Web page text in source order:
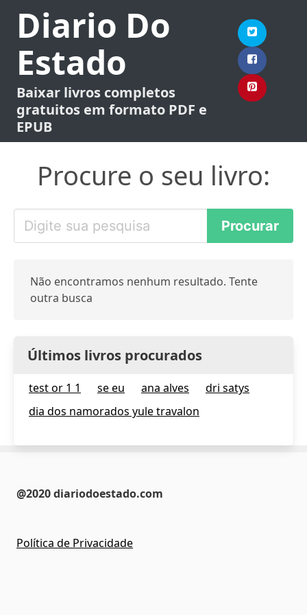
Diario Do
Estado
Baixar livros completos
gratuitos em formato PDF e
EPUB
Procure o seu livro:
Não encontramos nenhum resultado. Tente
outra busca
Últimos livros procurados
test or 1 1 se eu ana alves
dri satys
dia dos namorados yule travalon
@2020 diariodoestado.com
Política de Privacidade